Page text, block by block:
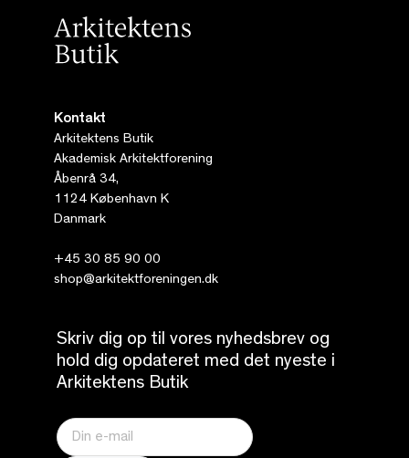
Kontakt
Arkitektens Butik
Akademisk Arkitektforening
Åbenrå 34,
1124 København K
Danmark
+45 30 85 90 00
shop@arkitektforeningen.dk
Skriv dig op til vores nyhedsbrev og
hold dig opdateret med det nyeste i
Arkitektens Butik